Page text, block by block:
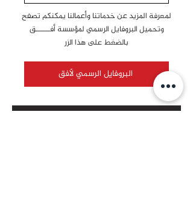
لمعرفة المزيد عن خدماتنا وأعمالنا يمكنكم تصفح
وتحميل البروفايل الرسمي لمؤسسة أفــــــق
بالضغط على هذا الزر
البروفايل الرسمي لأفق